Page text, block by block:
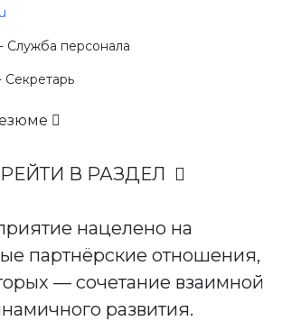
Служба персонала
Секретарь
В РАЗДЕЛ
нацелено на
партнёрские отношения,
— сочетание взаимной
развития.